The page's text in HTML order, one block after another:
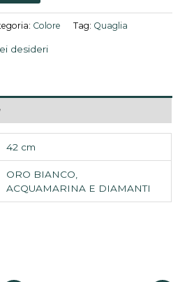
Colore Tag: Quaglia
desideri
42 cm
ORO BIANCO,
ACQUAMARINA E DIAMANTI